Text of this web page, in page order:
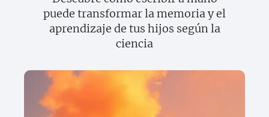
puede transformar la memoria y el
aprendizaje de tus hijos según la
ciencia